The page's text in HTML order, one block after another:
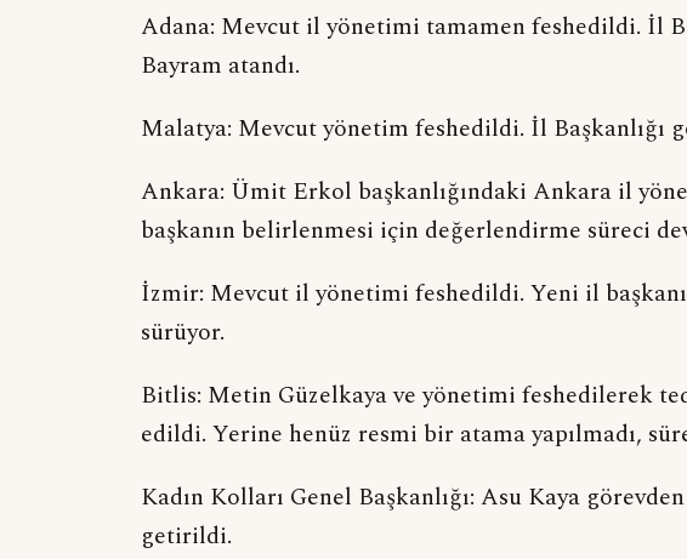
Adana: Mevcut il yönetimi tamamen feshedildi. İl
Bayram atandı.
Malatya: Mevcut yönetim feshedildi. İl Başkanlığı
Ankara: Ümit Erkol başkanlığındaki Ankara il
başkanın belirlenmesi için değerlendirme süreci
İzmir: Mevcut il yönetimi feshedildi. Yeni il
sürüyor.
Bitlis: Metin Güzelkaya ve yönetimi feshedilerek
edildi. Yerine henüz resmi bir atama yapılmadı,
Kadın Kolları Genel Başkanlığı: Asu Kaya
getirildi.